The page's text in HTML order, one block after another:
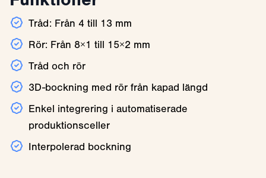
Tråd: Från 4 till 13 mm
Rör: Från 8×1 till 15×2 mm
Tråd och rör
3D-bockning med rör från kapad längd
Enkel integrering i automatiserade
produktionsceller
Interpolerad bockning